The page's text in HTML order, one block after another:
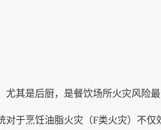
其是后厨，是餐饮场所火灾风险
于烹饪油脂火灾（F类火灾）不